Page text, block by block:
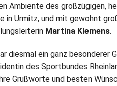
Ambiente des großzügigen,
in Urmitz, und mit gewohnt
Martina Klemens.
diesmal ein ganz besonderer
des Sportbundes
Grußworte und besten